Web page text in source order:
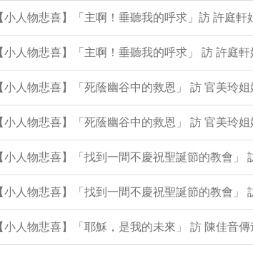
人物悲喜】「主啊！垂聽我的呼求」訪 許庭軒
人物悲喜】「主啊！垂聽我的呼求」 訪 許庭軒
人物悲喜】「死蔭幽谷中的救恩」 訪 官美玲姐
人物悲喜】「死蔭幽谷中的救恩」 訪 官美玲姐
人物悲喜】「找到一間不慶祝聖誕節的教會」
人物悲喜】「找到一間不慶祝聖誕節的教會」
小人物悲喜】「耶穌，是我的未來」 訪 陳佳音傳